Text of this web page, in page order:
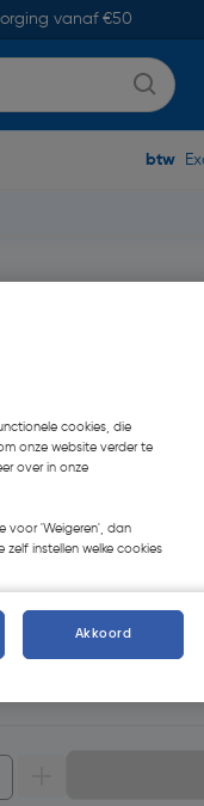
vanaf €50
btw
Bekijk voorraadniveaus en
cookies, die
onze website verder te
over in onze
voor 'Weigeren', dan
instellen welke cookies
Akkoord